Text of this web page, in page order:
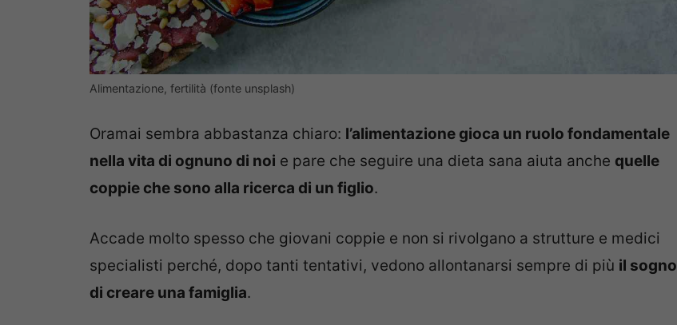
Alimentazione, fertilità (fonte unsplash)
Oramai sembra abbastanza chiaro: l’alimentazione gioca un ruolo fondamentale
nella vita di ognuno di noi e pare che seguire una dieta sana aiuta anche quelle
coppie che sono alla ricerca di un figlio.
Accade molto spesso che giovani coppie e non si rivolgano a strutture e medici
specialisti perché, dopo tanti tentativi, vedono allontanarsi sempre di più il sogno
di creare una famiglia.